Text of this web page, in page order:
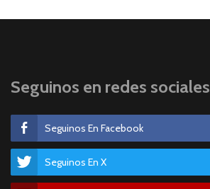
Seguinos en redes sociales
Seguinos En Facebook
Seguinos En X